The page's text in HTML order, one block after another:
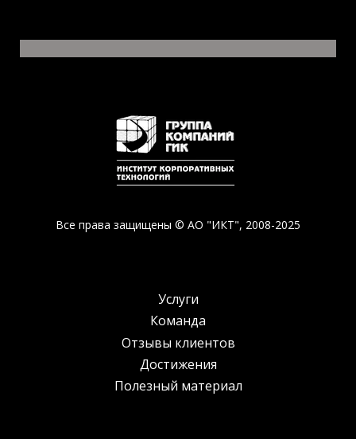
Все права защищены © АО "ИКТ", 2008-2025
Услуги
Команда
Отзывы клиентов
Достижения
Полезный материал